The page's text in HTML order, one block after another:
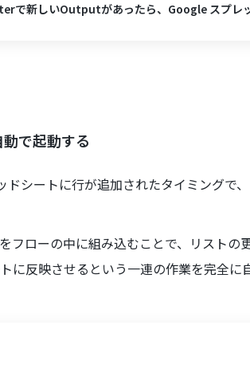
で新しいOutputがあったら、Google スプレ
で起動する
ドシートに行が追加されたタイミング
フローの中に組み込むことで、リスト
に反映させるという一連の作業を完全に